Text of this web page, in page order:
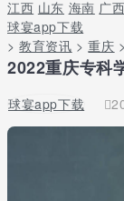
江西 山东 海南 广西
球宴app下载
>教育资讯 >重庆
2022重庆专科
球宴app下载